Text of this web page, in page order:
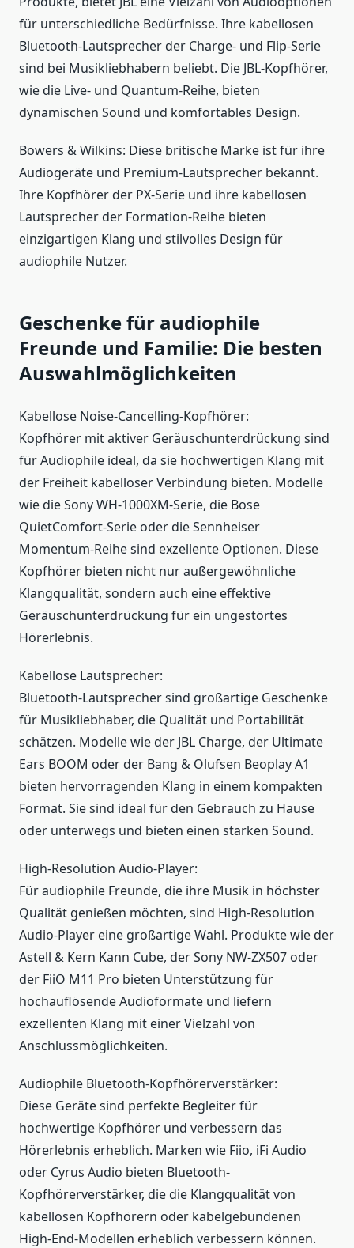
für unterschiedliche Bedürfnisse. Ihre kabellosen
Bluetooth-Lautsprecher der Charge- und Flip-Serie
sind bei Musikliebhabern beliebt. Die JBL-Kopfhörer,
wie die Live- und Quantum-Reihe, bieten
dynamischen Sound und komfortables Design.
Bowers & Wilkins: Diese britische Marke ist für ihre
Audiogeräte und Premium-Lautsprecher bekannt.
Ihre Kopfhörer der PX-Serie und ihre kabellosen
Lautsprecher der Formation-Reihe bieten
einzigartigen Klang und stilvolles Design für
audiophile Nutzer.
Geschenke für audiophile
Freunde und Familie: Die besten
Auswahlmöglichkeiten
Kabellose Noise-Cancelling-Kopfhörer:
Kopfhörer mit aktiver Geräuschunterdrückung sind
für Audiophile ideal, da sie hochwertigen Klang mit
der Freiheit kabelloser Verbindung bieten. Modelle
wie die Sony WH-1000XM-Serie, die Bose
QuietComfort-Serie oder die Sennheiser
Momentum-Reihe sind exzellente Optionen. Diese
Kopfhörer bieten nicht nur außergewöhnliche
Klangqualität, sondern auch eine effektive
Geräuschunterdrückung für ein ungestörtes
Hörerlebnis.
Kabellose Lautsprecher:
Bluetooth-Lautsprecher sind großartige Geschenke
für Musikliebhaber, die Qualität und Portabilität
schätzen. Modelle wie der JBL Charge, der Ultimate
Ears BOOM oder der Bang & Olufsen Beoplay A1
bieten hervorragenden Klang in einem kompakten
Format. Sie sind ideal für den Gebrauch zu Hause
oder unterwegs und bieten einen starken Sound.
High-Resolution Audio-Player:
Für audiophile Freunde, die ihre Musik in höchster
Qualität genießen möchten, sind High-Resolution
Audio-Player eine großartige Wahl. Produkte wie der
Astell & Kern Kann Cube, der Sony NW-ZX507 oder
der FiiO M11 Pro bieten Unterstützung für
hochauflösende Audioformate und liefern
exzellenten Klang mit einer Vielzahl von
Anschlussmöglichkeiten.
Audiophile Bluetooth-Kopfhörerverstärker:
Diese Geräte sind perfekte Begleiter für
hochwertige Kopfhörer und verbessern das
Hörerlebnis erheblich. Marken wie Fiio, iFi Audio
oder Cyrus Audio bieten Bluetooth-
Kopfhörerverstärker, die die Klangqualität von
kabellosen Kopfhörern oder kabelgebundenen
High-End-Modellen erheblich verbessern können.